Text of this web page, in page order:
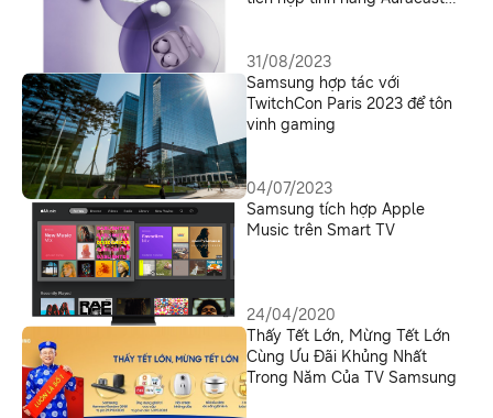
31/08/2023
Samsung hợp tác với
TwitchCon Paris 2023 để tôn
vinh gaming
04/07/2023
Samsung tích hợp Apple
Music trên Smart TV
24/04/2020
Thấy Tết Lớn, Mừng Tết Lớn
Cùng Ưu Đãi Khủng Nhất
Trong Năm Của TV Samsung